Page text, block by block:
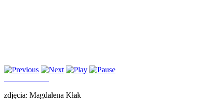
zdjęcia: Magdalena Kłak